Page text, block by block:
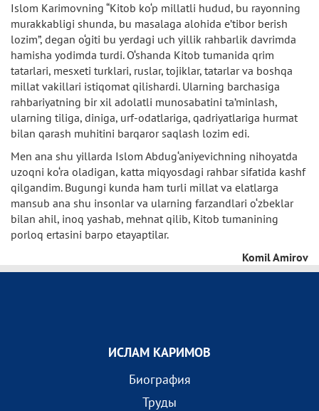
Islom Karimovning “Kitob ko‘p millatli hudud, bu rayonning
murakkabligi shunda, bu masalaga alohida e’tibor berish
lozim”, degan o‘giti bu yerdagi uch yillik rahbarlik davrimda
hamisha yodimda turdi. O‘shanda Kitob tumanida qrim
tatarlari, mesxeti turklari, ruslar, tojiklar, tatarlar va boshqa
millat vakillari istiqomat qilishardi. Ularning barchasiga
rahbariyatning bir xil adolatli munosabatini ta’minlash,
ularning tiliga, diniga, urf-odatlariga, qadriyatlariga hurmat
bilan qarash muhitini barqaror saqlash lozim edi.
Men ana shu yillarda Islom Abdug‘aniyevichning nihoyatda
uzoqni ko‘ra oladigan, katta miqyosdagi rahbar sifatida kashf
qilgandim. Bugungi kunda ham turli millat va elatlarga
mansub ana shu insonlar va ularning farzandlari o‘zbeklar
bilan ahil, inoq yashab, mehnat qilib, Kitob tumanining
porloq ertasini barpo etayaptilar.
Komil Amirov
ИСЛАМ КАРИМОВ
Биография
Труды